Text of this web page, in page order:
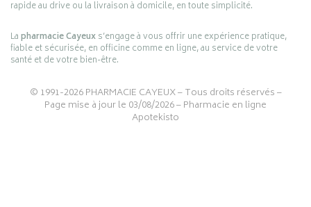
rapide au drive ou la livraison à domicile, en toute simplicité.
Lapharmacie Cayeuxs’engage à vous offrir une expérience pratique,
fiable et sécurisée, en officine comme en ligne, au service de votre
santé et de votre bien-être.
© 1991-2026PHARMACIE CAYEUX– Tous droits réservés –
Page mise à jour le 03/08/2026 –Pharmacie en ligne
Apotekisto